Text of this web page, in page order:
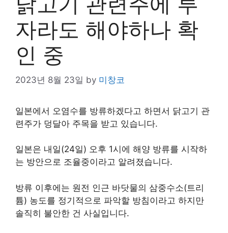
자라도 해야하나 확
인 중
2023년 8월 23일 by 미창코
일본에서 오염수를 방류하겠다고 하면서 닭고기 관
련주가 덩달아 주목을 받고 있습니다.
일본은 내일(24일) 오후 1시에 해양 방류를 시작하
는 방안으로 조율중이라고 알려졌습니다.
방류 이후에는 원전 인근 바닷물의 삼중수소(트리
튬) 농도를 정기적으로 파악할 방침이라고 하지만
솔직히 불안한 건 사실입니다.